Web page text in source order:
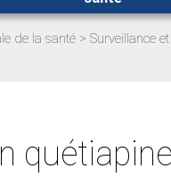
de la santé
Surveillance
quétiapine